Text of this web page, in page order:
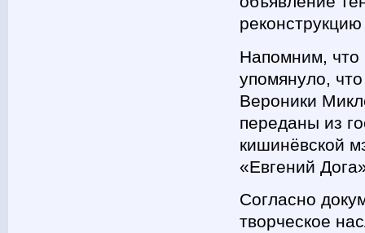
Напомним, что
упомянуло,
Вероники
переданы из
кишинёвской
«Евгений
Согласно
творческое